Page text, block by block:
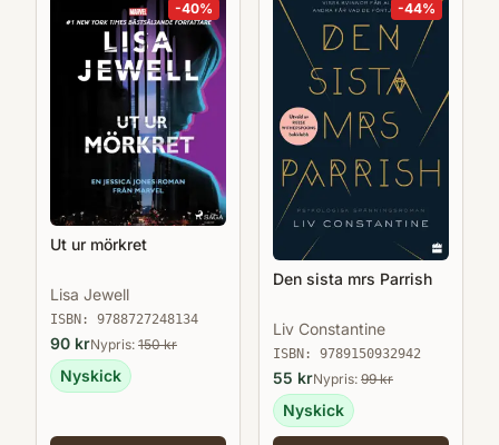
-40%
Ut ur mörkret
Lisa Jewell
ISBN: 9788727248134
90 krNypris: 150kr
Nyskick
-44%
Den sista mrs Parrish
Liv Constantine
ISBN: 9789150932942
55 krNypris: 99kr
Nyskick